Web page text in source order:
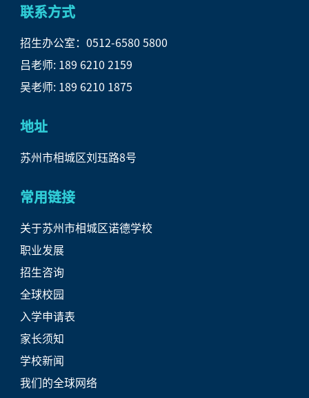
联系方式
招生办公室：0512-6580 5800
吕老师: 189 6210 2159
吴老师: 189 6210 1875
地址
苏州市相城区刘珏路8号
常用链接
关于苏州市相城区诺德学校
职业发展
招生咨询
全球校园
入学申请表
家长须知
学校新闻
我们的全球网络